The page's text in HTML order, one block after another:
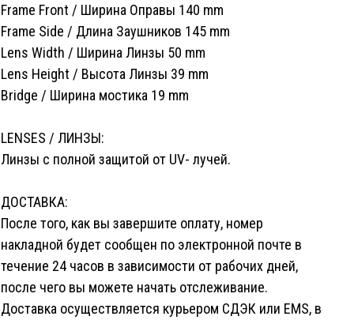
Frame Front / Ширина Оправы 140 mm
Frame Side / Длина Заушников 145 mm
Lens Width / Ширина Линзы 50 mm
Lens Height / Высота Линзы 39 mm
Bridge / Ширина мостика 19 mm
LENSES / ЛИНЗЫ:
Линзы с полной защитой от UV- лучей.
ДОСТАВКА:
После того, как вы завершите оплату, номер
накладной будет сообщен по электронной почте в
течение 24 часов в зависимости от рабочих дней,
после чего вы можете начать отслеживание.
Доставка осуществляется курьером СДЭК или EMS, в